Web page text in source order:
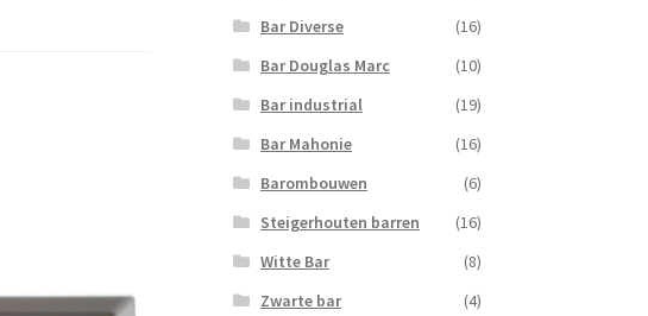
Bar Diverse
(16)
Bar Douglas Marc
(10)
Bar industrial
(19)
Bar Mahonie
(16)
Barombouwen
(6)
Steigerhouten barren
(16)
Witte Bar
(8)
Zwarte bar
(4)